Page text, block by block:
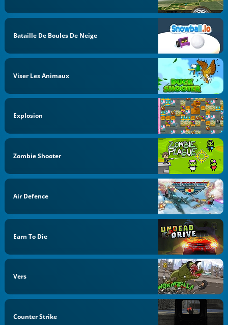
Bataille De Boules De Neige
Viser Les Animaux
Explosion
Zombie Shooter
Air Defence
Earn To Die
Vers
Counter Strike